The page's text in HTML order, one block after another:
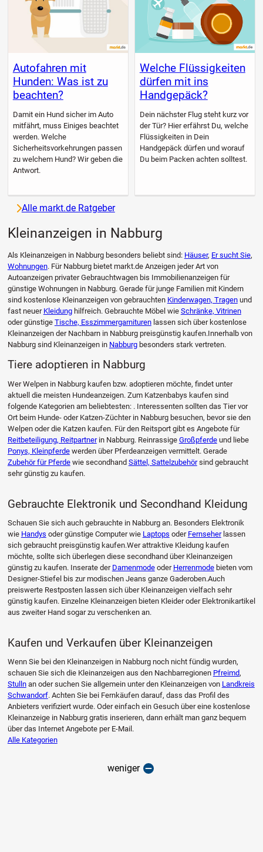
Autofahren mit
Hunden: Was ist zu
beachten?
Damit ein Hund sicher im Auto
mitfährt, muss Einiges beachtet
werden. Welche
Sicherheitsvorkehrungen passen
zu welchem Hund? Wir geben die
Antwort.
Welche Flüssigkeiten
dürfen mit ins
Handgepäck?
Dein nächster Flug steht kurz vor
der Tür? Hier erfährst Du, welche
Flüssigkeiten in Dein
Handgepäck dürfen und worauf
Du beim Packen achten solltest.
Alle markt.de Ratgeber
Kleinanzeigen in Nabburg
Als Kleinanzeigen in Nabburg besonders beliebt sind: Häuser, Er sucht Sie,
Wohnungen. Für Nabburg bietet markt.de Anzeigen jeder Art von
Autoanzeigen privater Gebrauchtwagen bis Immobilienanzeigen für
günstige Wohnungen in Nabburg. Gerade für junge Familien mit Kindern
sind kostenlose Kleinanzeigen von gebrauchten Kinderwagen, Tragenund
fast neuer Kleidunghilfreich. Gebrauchte Möbel wie Schränke, Vitrinen
oder günstige Tische, Esszimmergarniturenlassen sich über kostenlose
Kleinanzeigen der Nachbarn in Nabburg preisgünstig kaufen.Innerhalb von
Nabburg sind Kleinanzeigen in Nabburgbesonders stark vertreten.
Tiere adoptieren in Nabburg
Wer Welpen in Nabburg kaufen bzw. adoptieren möchte, findet unter
aktuell die meisten Hundeanzeigen. Zum Katzenbabys kaufen sind
folgende Kategorien am beliebtesten: . Interessenten sollten das Tier vor
Ort beim Hunde- oder Katzen-Züchter in Nabburg besuchen, bevor sie den
Welpen oder die Katzen kaufen. Für den Reitsport gibt es Angebote für
Reitbeteiligung, Reitpartnerin Nabburg. Reinrassige Großpferdeund liebe
Ponys, Kleinpferdewerden über Pferdeanzeigen vermittelt. Gerade
Zubehör für Pferdewie secondhand Sättel, Sattelzubehörsind gebraucht
sehr günstig zu kaufen.
Gebrauchte Elektronik und Secondhand Kleidung
Schauen Sie sich auch gebrauchte in Nabburg an. Besonders Elektronik
wie Handys oder günstige Computer wie Laptops oder Fernseherlassen
sich gebraucht preisgünstig kaufen.Wer attraktive Kleidung kaufen
möchte, sollte sich überlegen diese secondhand über Kleinanzeigen
günstig zu kaufen. Inserate der Damenmodeoder Herrenmodebieten vom
Designer-Stiefel bis zur modischen Jeans ganze Gaderoben.Auch
preiswerte Restposten lassen sich über Kleinanzeigen vielfach sehr
günstig kaufen. Einzelne Kleinanzeigen bieten Kleider oder Elektronikartikel
aus zweiter Hand sogar zu verschenken an.
Kaufen und Verkaufen über Kleinanzeigen
Wenn Sie bei den Kleinanzeigen in Nabburg noch nicht fündig wurden,
schauen Sie sich die Kleinanzeigen aus den Nachbarregionen Pfreimd,
Stullnan oder suchen Sie allgemein unter den Kleinanzeigen von Landkreis
Schwandorf. Achten Sie bei Fernkäufen darauf, dass das Profil des
Anbieters verifiziert wurde. Oder einfach ein Gesuch über eine kostenlose
Kleinanzeige in Nabburg gratis inserieren, dann erhält man ganz bequem
über das Internet Angebote per E-Mail.
Alle Kategorien
weniger